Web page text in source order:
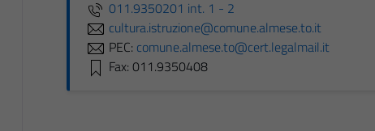
011.9350201 int. 1 - 2
cultura.istruzione@comune.almese.to.it
PEC: comune.almese.to@cert.legalmail.it
Fax: 011.9350408